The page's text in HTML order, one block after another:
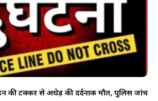
की टक्कर से अधेड़ की दर्दनाक मौत, पुलिस जांच